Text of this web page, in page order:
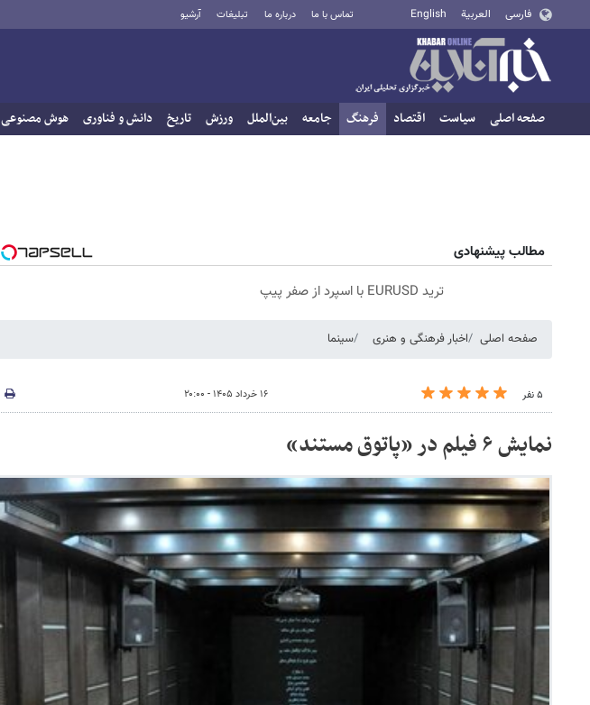
فارسی العربية English تماس با ما درباره ما تبلیغات آرشیو
صفحه اصلی سیاست اقتصاد فرهنگ جامعه بین‌الملل ورزش تاریخ دانش و فناوری هوش مصنوعی
مطالب پیشنهادی
ترید EURUSD با اسپرد از صفر پیپ
صفحه اصلی اخبار فرهنگی و هنری سینما
۵ نفر ۱۶ خرداد ۱۴۰۵ - ۲۰:۰۰
نمایش ۶ فیلم در «پاتوق مستند»